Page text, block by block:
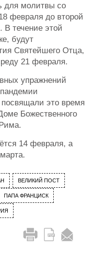
для молитвы со
февраля до второй
течение этой
будут
Святейшего Отца,
21 февраля.
упражнений
это время
Божественного
14 февраля, а
ВЕЛИКИЙ ПОСТ
ПАПА ФРАНЦИСК